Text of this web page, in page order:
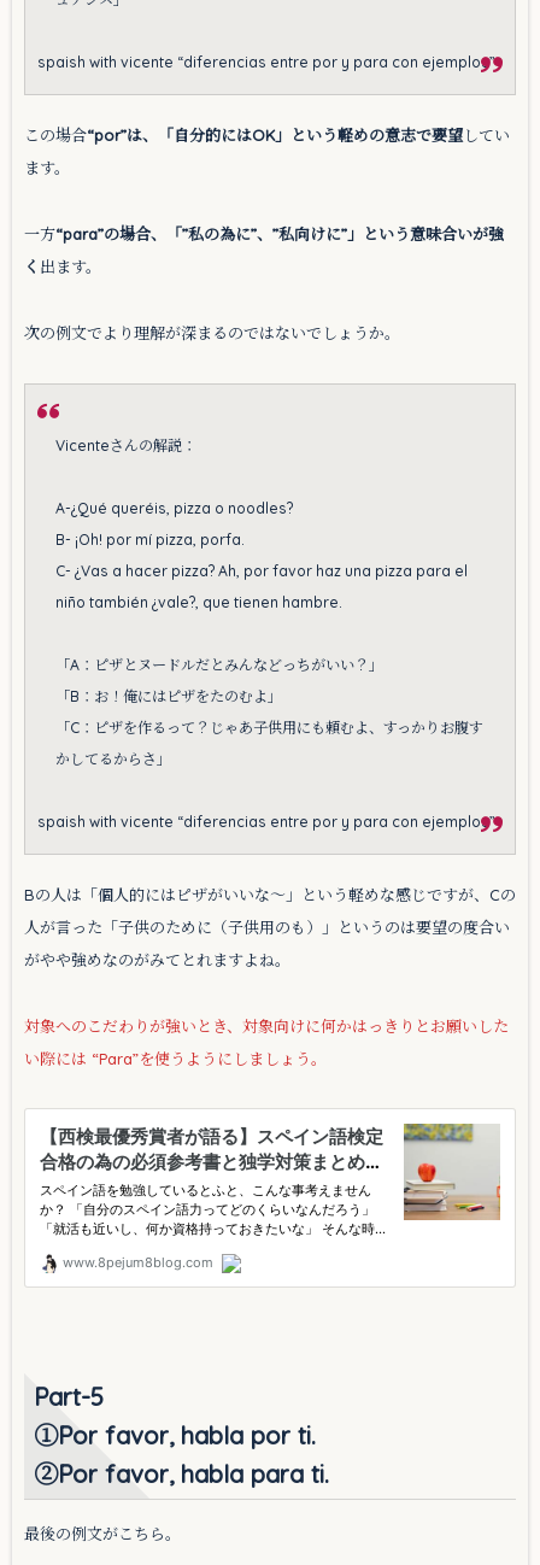
spaish with vicente “diferencias entre por y para con ejemplos”
この場合“por”は、「自分的にはOK」という軽めの意志で要望してい
ます。
一方“para”の場合、「”私の為に”、”私向けに”」という意味合いが強
く 出ます。
次の例文でより理解が深まるのではないでしょうか。
Vicenteさんの解説：
A-¿Qué queréis, pizza o noodles?
B- ¡Oh! por mí pizza, porfa.
C- ¿Vas a hacer pizza? Ah, por favor haz una pizza para el
niño también ¿vale?, que tienen hambre.
「A：ピザとヌードルだとみんなどっちがいい？」
「B：お！俺にはピザをたのむよ」
「C：ピザを作るって？じゃあ子供用にも頼むよ、すっかりお腹す
かしてるからさ」
spaish with vicente “diferencias entre por y para con ejemplos”
Bの人は「個人的にはピザがいいな〜」という軽めな感じですが、Cの
人が言った「子供のために（子供用のも）」というのは要望の度合い
がやや強めなのがみてとれますよね。
対象へのこだわりが強いとき、対象向けに何かはっきりとお願いした
い際には “Para”を使うようにしましょう。
Part-5
①Por favor, habla por ti.
②Por favor, habla para ti.
最後の例文がこちら。